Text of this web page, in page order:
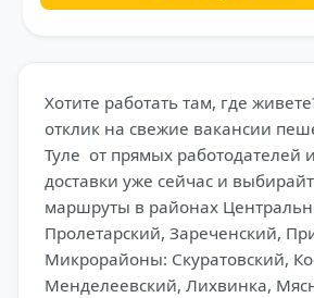
Хотите работать там, где
отклик на свежие вакансии
Туле от прямых работодателей
доставки уже сейчас и
маршруты в районах
Пролетарский, Зареченский,
Микрорайоны: Скуратовский,
Менделеевский, Лихвинка,